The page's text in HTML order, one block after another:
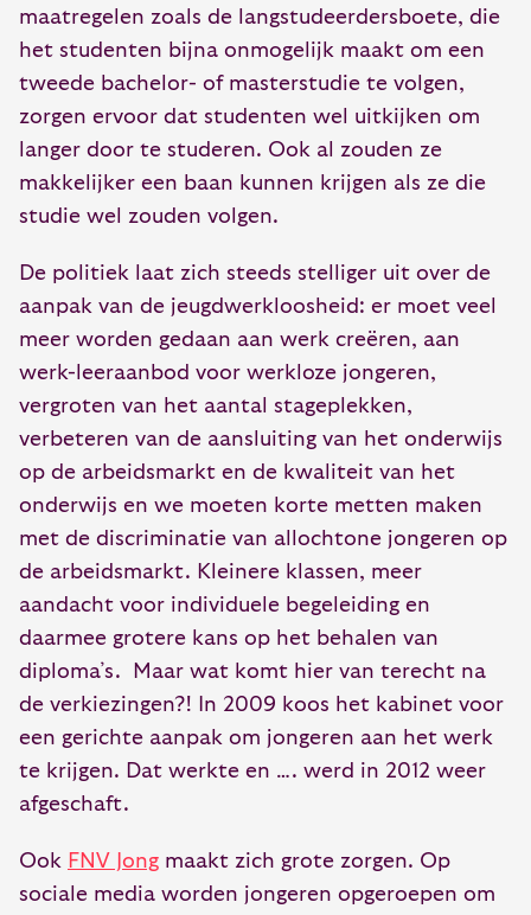
maatregelen zoals de langstudeerdersboete, die
het studenten bijna onmogelijk maakt om een
tweede bachelor- of masterstudie te volgen,
zorgen ervoor dat studenten wel uitkijken om
langer door te studeren. Ook al zouden ze
makkelijker een baan kunnen krijgen als ze die
studie wel zouden volgen.
De politiek laat zich steeds stelliger uit over de
aanpak van de jeugdwerkloosheid: er moet veel
meer worden gedaan aan werk creëren, aan
werk-leeraanbod voor werkloze jongeren,
vergroten van het aantal stageplekken,
verbeteren van de aansluiting van het onderwijs
op de arbeidsmarkt en de kwaliteit van het
onderwijs en we moeten korte metten maken
met de discriminatie van allochtone jongeren op
de arbeidsmarkt. Kleinere klassen, meer
aandacht voor individuele begeleiding en
daarmee grotere kans op het behalen van
diploma’s. Maar wat komt hier van terecht na
de verkiezingen?! In 2009 koos het kabinet voor
een gerichte aanpak om jongeren aan het werk
te krijgen. Dat werkte en …. werd in 2012 weer
afgeschaft.
Ook FNV Jong maakt zich grote zorgen. Op
sociale media worden jongeren opgeroepen om